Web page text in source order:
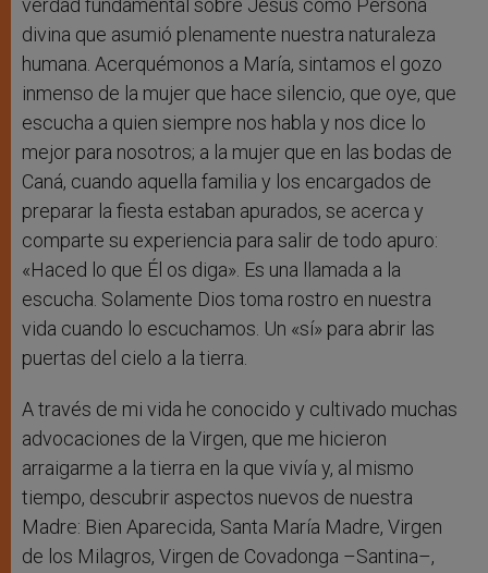
verdad fundamental sobre Jesús como Persona
divina que asumió plenamente nuestra naturaleza
humana. Acerquémonos a María, sintamos el gozo
inmenso de la mujer que hace silencio, que oye, que
escucha a quien siempre nos habla y nos dice lo
mejor para nosotros; a la mujer que en las bodas de
Caná, cuando aquella familia y los encargados de
preparar la fiesta estaban apurados, se acerca y
comparte su experiencia para salir de todo apuro:
«Haced lo que Él os diga». Es una llamada a la
escucha. Solamente Dios toma rostro en nuestra
vida cuando lo escuchamos. Un «sí» para abrir las
puertas del cielo a la tierra.
A través de mi vida he conocido y cultivado muchas
advocaciones de la Virgen, que me hicieron
arraigarme a la tierra en la que vivía y, al mismo
tiempo, descubrir aspectos nuevos de nuestra
Madre: Bien Aparecida, Santa María Madre, Virgen
de los Milagros, Virgen de Covadonga –Santina–,